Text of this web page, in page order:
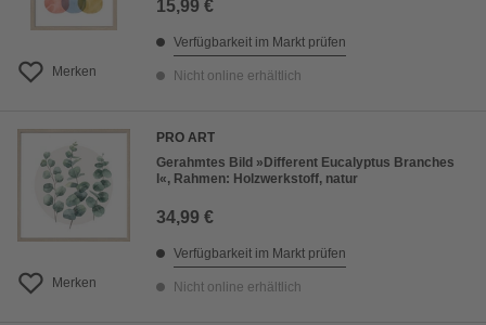
Merken
15,99 €
Verfügbarkeit im Markt prüfen
Nicht online erhältlich
Merken
PRO ART
Gerahmtes Bild »Different Eucalyptus Branches
l«, Rahmen: Holzwerkstoff, natur
34,99 €
Verfügbarkeit im Markt prüfen
Nicht online erhältlich